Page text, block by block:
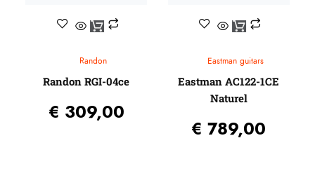
Randon
Randon RGI-04ce
€ 309,00
Eastman guitars
Eastman AC122-1CE
Naturel
€ 789,00